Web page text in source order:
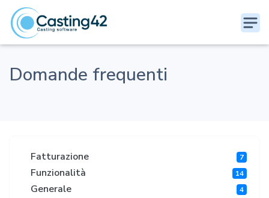
Domande frequenti
Fatturazione 7
Funzionalità 14
Generale 4